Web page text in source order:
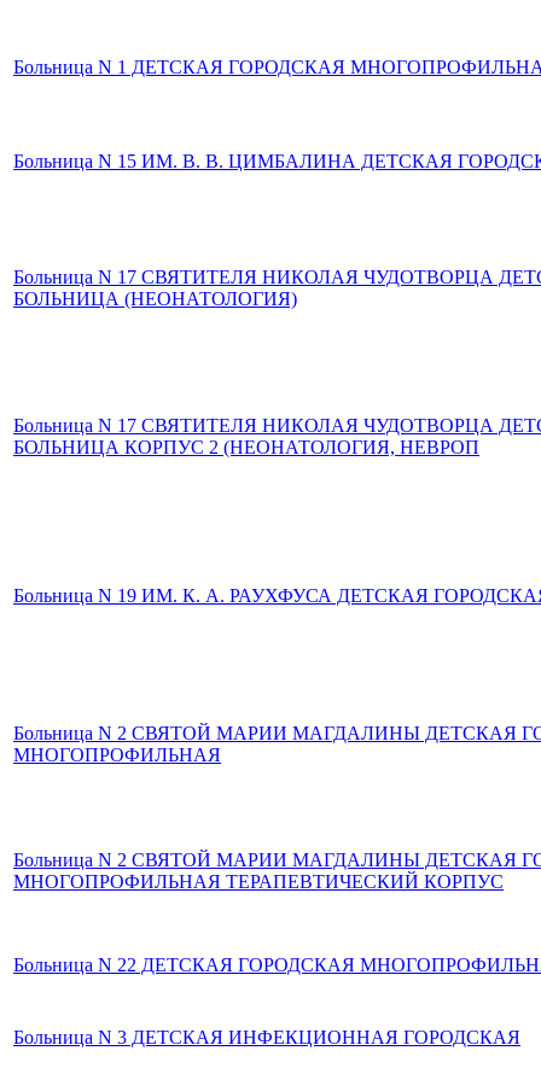
Больница N 1 ДЕТСКАЯ ГОРОДСКАЯ
Больница N 15 ИМ. В. В. ЦИМБАЛИНА ДЕТСКАЯ
Больница N 17 СВЯТИТЕЛЯ НИКОЛАЯ ЧУДОТВОРЦА
БОЛЬНИЦА (НЕОНАТОЛОГИЯ)
Больница N 17 СВЯТИТЕЛЯ НИКОЛАЯ ЧУДОТВОРЦА
БОЛЬНИЦА КОРПУС 2 (НЕОНАТОЛОГИЯ, НЕВРОП
Больница N 19 ИМ. К. А. РАУХФУСА ДЕТСКАЯ
Больница N 2 СВЯТОЙ МАРИИ МАГДАЛИНЫ ДЕТСКАЯ
МНОГОПРОФИЛЬНАЯ
Больница N 2 СВЯТОЙ МАРИИ МАГДАЛИНЫ ДЕТСКАЯ
МНОГОПРОФИЛЬНАЯ ТЕРАПЕВТИЧЕСКИЙ КОРПУС
Больница N 22 ДЕТСКАЯ ГОРОДСКАЯ
Больница N 3 ДЕТСКАЯ ИНФЕКЦИОННАЯ ГОРОДСКАЯ